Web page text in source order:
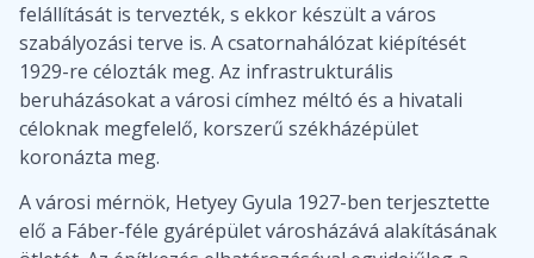
felállítását is tervezték, s ekkor készült a város
szabályozási terve is. A csatornahálózat kiépítését
1929-re célozták meg. Az infrastrukturális
beruházásokat a városi címhez méltó és a hivatali
céloknak megfelelő, korszerű székházépület
koronázta meg.
A városi mérnök, Hetyey Gyula 1927-ben terjesztette
elő a Fáber-féle gyárépület városházává alakításának